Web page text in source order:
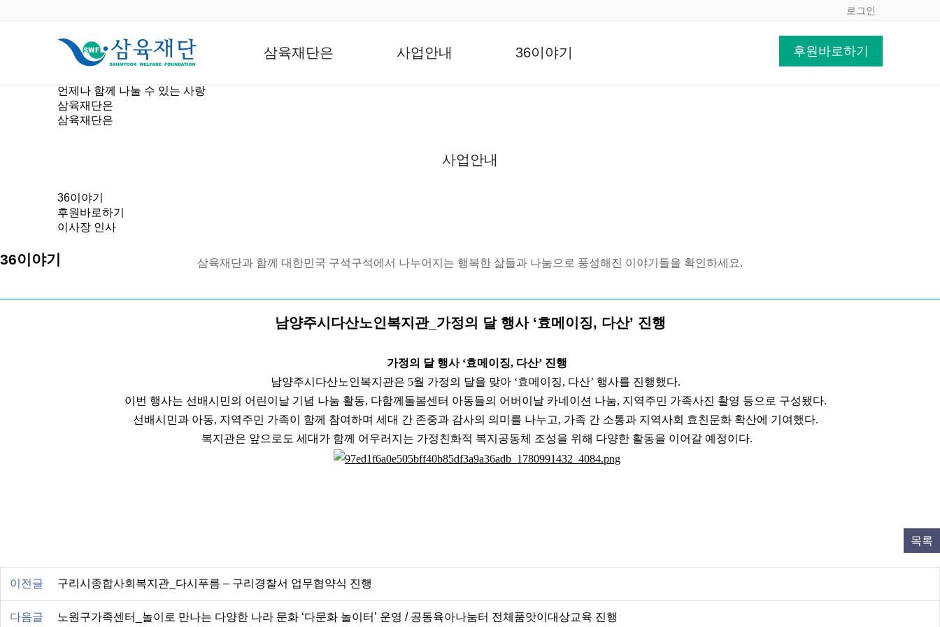
로그인
삼육재단은 사업안내 36이야기 후원바로하기
언제나 함께 나눌 수 있는 사랑
삼육재단은
삼육재단은
사업안내
36이야기
후원바로하기
이사장 인사
36이야기 삼육재단과 함께 대한민국 구석구석에서 나누어지는 행복한 삶들과 나눔으로 풍성해진 이야기들을 확인하세요.
남양주시다산노인복지관_가정의 달 행사 ‘효메이징, 다산’ 진행
가정의 달 행사 ‘효메이징, 다산’ 진행
남양주시다산노인복지관은 5월 가정의 달을 맞아 ‘효메이징, 다산’ 행사를 진행했다.
이번 행사는 선배시민의 어린이날 기념 나눔 활동, 다함께돌봄센터 아동들의 어버이날 카네이션 나눔, 지역주민 가족사진 촬영 등으로 구성됐다.
선배시민과 아동, 지역주민 가족이 함께 참여하며 세대 간 존중과 감사의 의미를 나누고, 가족 간 소통과 지역사회 효친문화 확산에 기여했다.
복지관은 앞으로도 세대가 함께 어우러지는 가정친화적 복지공동체 조성을 위해 다양한 활동을 이어갈 예정이다.
목록
이전글 구리시종합사회복지관_다시푸름 – 구리경찰서 업무협약식 진행
다음글 노원구가족센터_놀이로 만나는 다양한 나라 문화 ‘다문화 놀이터’ 운영 / 공동육아나눔터 전체품앗이대상교육 진행